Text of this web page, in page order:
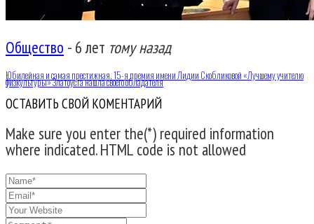
Общество - 6 лет тому назад
Юбилейная и самая престижная. 15-я премия имени Лидии Скобликовой «Лучшему учителю
физкультуры» Златоуста нашла своего обладателя
ОСТАВИТЬ СВОЙ КОМЕНТАРИЙ
Make sure you enter the(*) required information
where indicated. HTML code is not allowed